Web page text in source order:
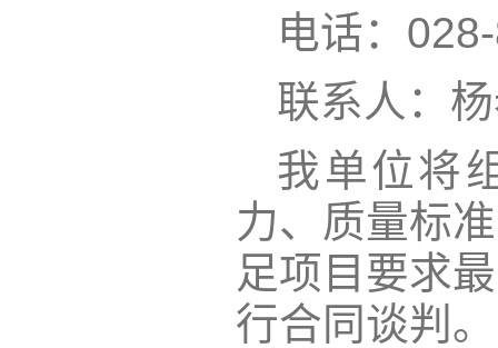
电话：
联系人：
我单位将
力、质量标
足项目要求
行合同谈判